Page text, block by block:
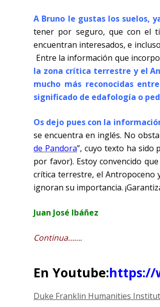
A Bruno le gustas los suelos,
tener por seguro, que con el
encuentran interesados, e
Entre la información que
la zona crítica terrestre y el
mucho más reconocidas
significado de edafología o
Os dejo pues con la
se encuentra en inglés. No
de Pandora”, cuyo texto ha sido
por favor). Estoy convencido
crítica terrestre, el Antropoceno
ignoran su importancia.
Juan José Ibáñez
Continua…….
En Youtube:https://
Duke Franklin Humanities